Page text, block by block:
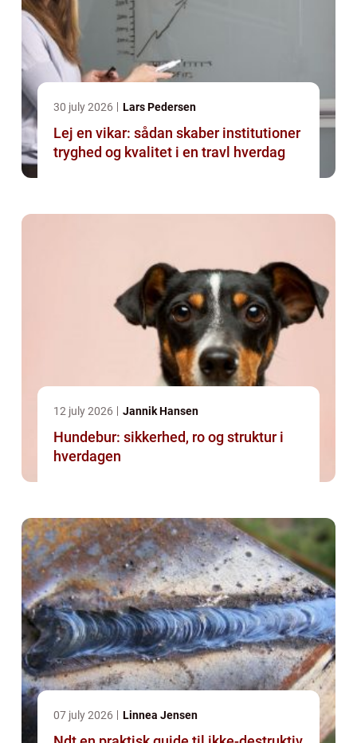
30 july 2026 Lars Pedersen
Lej en vikar: sådan skaber institutioner
tryghed og kvalitet i en travl hverdag
12 july 2026 Jannik Hansen
Hundebur: sikkerhed, ro og struktur i
hverdagen
07 july 2026 Linnea Jensen